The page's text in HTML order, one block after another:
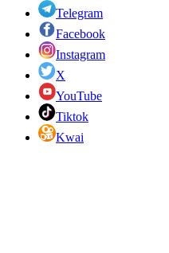
Telegram
Facebook
Instagram
X
YouTube
Tiktok
Kwai